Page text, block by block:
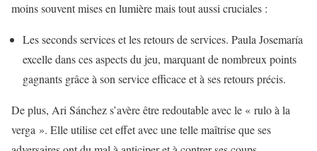
moins souvent mises en lumière mais tout aussi cruciales :
Les seconds services et les retours de services. Paula Josemaría
excelle dans ces aspects du jeu, marquant de nombreux points
gagnants grâce à son service efficace et à ses retours précis.
De plus, Ari Sánchez s’avère être redoutable avec le « rulo à la
verga ». Elle utilise cet effet avec une telle maîtrise que ses